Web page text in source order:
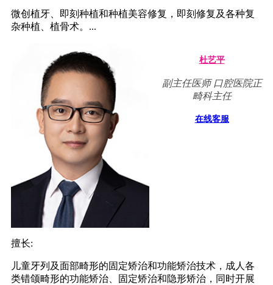
微创植牙、即刻种植和种植美容修复，即刻修复及各种复
杂种植、植骨术。...
杜艺平
副主任医师 口腔医院正
畸科主任
在线客服
擅长:
儿童牙列及面部畸形的固定矫治和功能矫治技术，成人各
类错颌畸形的功能矫治、固定矫治和隐形矫治，同时开展